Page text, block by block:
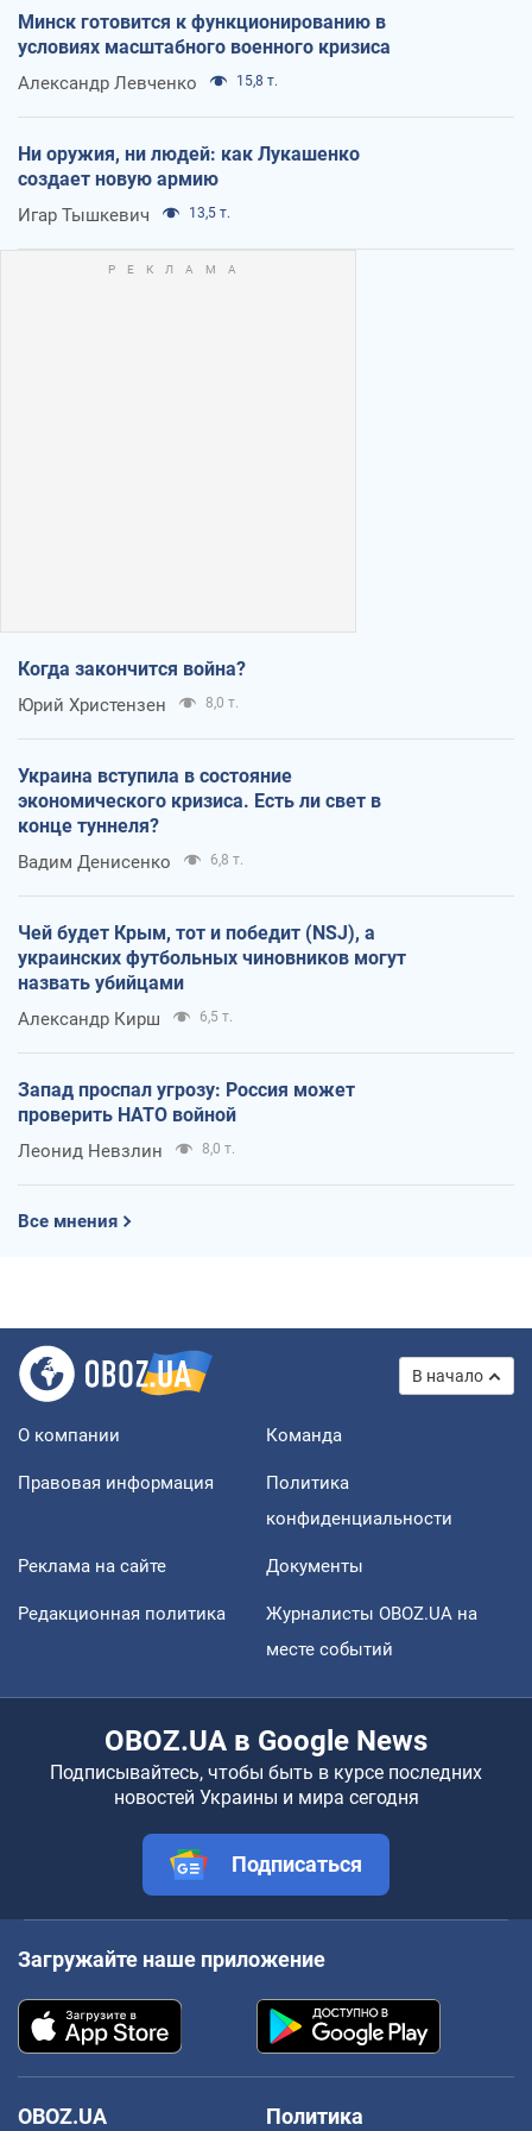
Минск готовится к функционированию в
условиях масштабного военного кризиса
Александр Левченко 15,8 т.
Ни оружия, ни людей: как Лукашенко
создает новую армию
Игар Тышкевич 13,5 т.
Когда закончится война?
Юрий Христензен 8,0 т.
Украина вступила в состояние
экономического кризиса. Есть ли свет в
конце туннеля?
Вадим Денисенко 6,8 т.
Чей будет Крым, тот и победит (NSJ), а
украинских футбольных чиновников могут
назвать убийцами
Александр Кирш 6,5 т.
Запад проспал угрозу: Россия может
проверить НАТО войной
Леонид Невзлин 8,0 т.
Все мнения
В начало
О компании Команда
Правовая информация
Политика
конфиденциальности
Реклама на сайте Документы
Редакционная политика
Журналисты OBOZ.UA на
месте событий
OBOZ.UA в Google News
Подписывайтесь, чтобы быть в курсе последних
новостей Украины и мира сегодня
Подписаться
Загружайте наше приложение
OBOZ.UA
Политика